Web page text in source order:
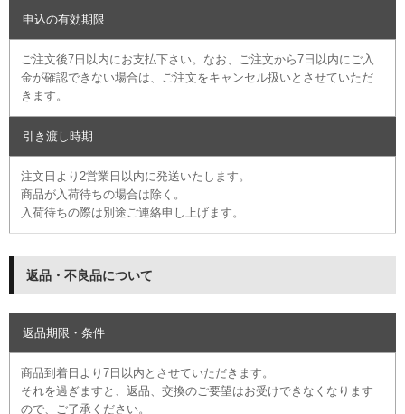
申込の有効期限
ご注文後7日以内にお支払下さい。なお、ご注文から7日以内にご入
金が確認できない場合は、ご注文をキャンセル扱いとさせていただ
きます。
引き渡し時期
注文日より2営業日以内に発送いたします。
商品が入荷待ちの場合は除く。
入荷待ちの際は別途ご連絡申し上げます。
返品・不良品について
返品期限・条件
商品到着日より7日以内とさせていただきます。
それを過ぎますと、返品、交換のご要望はお受けできなくなります
ので、ご了承ください。